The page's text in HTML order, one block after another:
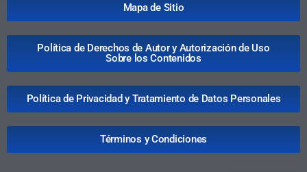
Mapa de Sitio
Política de Derechos de Autor y Autorización de Uso
Sobre los Contenidos
Política de Privacidad y Tratamiento de Datos Personales
Términos y Condiciones